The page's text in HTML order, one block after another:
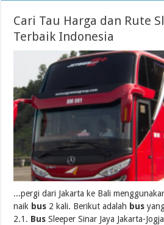
Cari Tau Harga dan Rute
Terbaik Indonesia
...pergi dari Jakarta ke Bali
naik bus 2 kali. Berikut adalah bus
2.1. Bus Sleeper Sinar Jaya Jakarta-